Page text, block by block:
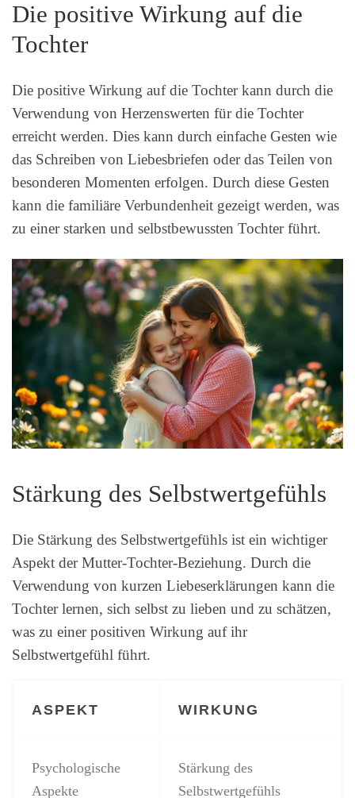
Die positive Wirkung auf die
Tochter
Die positive Wirkung auf die Tochter kann durch die
Verwendung von Herzenswerten für die Tochter
erreicht werden. Dies kann durch einfache Gesten wie
das Schreiben von Liebesbriefen oder das Teilen von
besonderen Momenten erfolgen. Durch diese Gesten
kann die familiäre Verbundenheit gezeigt werden, was
zu einer starken und selbstbewussten Tochter führt.
Stärkung des Selbstwertgefühls
Die Stärkung des Selbstwertgefühls ist ein wichtiger
Aspekt der Mutter-Tochter-Beziehung. Durch die
Verwendung von kurzen Liebeserklärungen kann die
Tochter lernen, sich selbst zu lieben und zu schätzen,
was zu einer positiven Wirkung auf ihr
Selbstwertgefühl führt.
ASPEKT WIRKUNG
Psychologische
Aspekte
Stärkung des
Selbstwertgefühls